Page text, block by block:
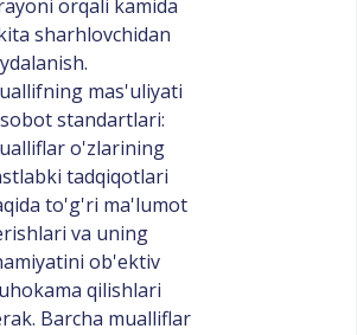
orqali kamida
sharhlovchidan
mas'uliyati
standartlari:
o'zlarining
tadqiqotlari
to'g'ri ma'lumot
va uning
ob'ektiv
qilishlari
Barcha mualliflar